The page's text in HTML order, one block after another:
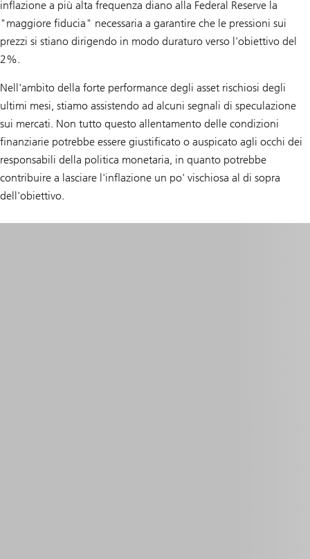
inflazione a più alta frequenza diano alla Federal Reserve la
"maggiore fiducia" necessaria a garantire che le pressioni sui
prezzi si stiano dirigendo in modo duraturo verso l'obiettivo del
2%.
Nell'ambito della forte performance degli asset rischiosi degli
ultimi mesi, stiamo assistendo ad alcuni segnali di speculazione
sui mercati. Non tutto questo allentamento delle condizioni
finanziarie potrebbe essere giustificato o auspicato agli occhi dei
responsabili della politica monetaria, in quanto potrebbe
contribuire a lasciare l'inflazione un po' vischiosa al di sopra
dell'obiettivo.